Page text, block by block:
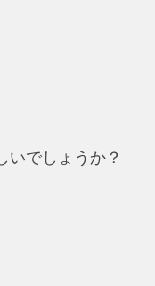
いでしょうか？